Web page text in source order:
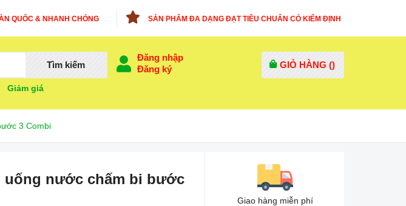
QUỐC & NHANH CHÓNG SẢN PHẨM ĐA DẠNG ĐẠT TIÊU CHUẨN CÓ KIỂM ĐỊNH
Tìm kiếm
Giảm giá
Đăng nhập
Đăng ký
GIỎ HÀNG ()
3 Combi
uống nước chấm bi bước
Giao hàng miễn phí